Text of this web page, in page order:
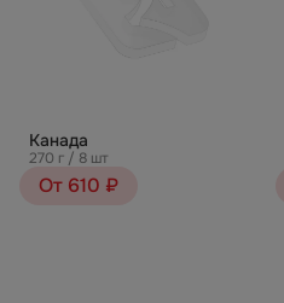
Канада
270 г / 8 шт
От 610 ₽